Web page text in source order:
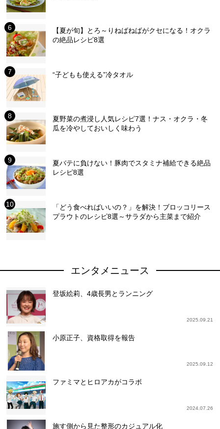
【夏が旬】とろ～りねばねばがクセになる！オクラ
の絶品レシピ8選
“子どもも使える”冷タオル
夏野菜の煮浸し人気レシピ7選！ナス・オクラ・冬
瓜を冷やしておいしく味わう
夏バテに負けない！豚肉でスタミナ補給できる絶品
レシピ8選
「どう食べればいいの？」を解決！ブロッコリース
プラウトのレシピ8選～サラダから主菜まで紹介
エンタメニュース
登坂絵莉、4歳長男とランニング
2025.09.21
小原正子、資格取得を報告
2025.09.12
ファミマとヒロアカがコラボ
2024.07.26
施す側から見た整形のカジュアル化